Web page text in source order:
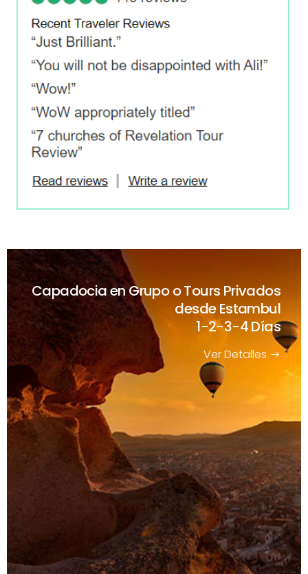
Capadocia en Grupo o Tours Privados
desde Estambul
1-2-3-4 Días
Ver Detalles